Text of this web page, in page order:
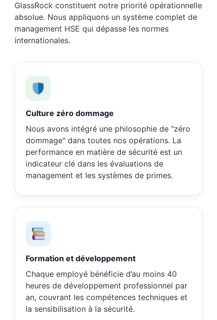
GlassRock constituent notre priorité opérationnelle
absolue. Nous appliquons un système complet de
management HSE qui dépasse les normes
internationales.
Culture zéro dommage
Nous avons intégré une philosophie de "zéro
dommage" dans toutes nos opérations. La
performance en matière de sécurité est un
indicateur clé dans les évaluations de
management et les systèmes de primes.
Formation et développement
Chaque employé bénéficie d’au moins 40
heures de développement professionnel par
an, couvrant les compétences techniques et
la sensibilisation à la sécurité.